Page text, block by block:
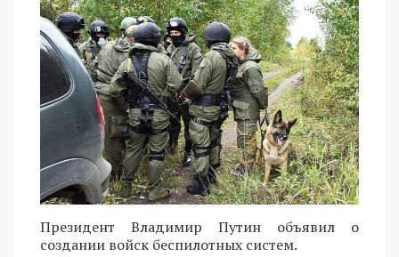
Президент Владимир Путин объявил о
создании войск беспилотных систем.